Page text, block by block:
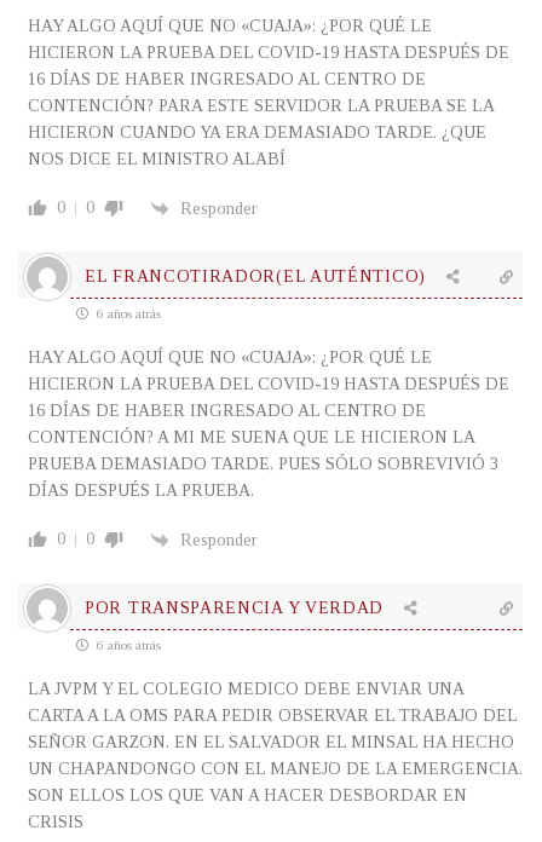
HAY ALGO AQUÍ QUE NO «CUAJA»: ¿POR QUÉ LE
HICIERON LA PRUEBA DEL COVID-19 HASTA DESPUÉS DE
16 DÍAS DE HABER INGRESADO AL CENTRO DE
CONTENCIÓN? PARA ESTE SERVIDOR LA PRUEBA SE LA
HICIERON CUANDO YA ERA DEMASIADO TARDE. ¿QUE
NOS DICE EL MINISTRO ALABÍ
0 0 Responder
EL FRANCOTIRADOR(EL AUTÉNTICO)
6 años atrás
HAY ALGO AQUÍ QUE NO «CUAJA»: ¿POR QUÉ LE
HICIERON LA PRUEBA DEL COVID-19 HASTA DESPUÉS DE
16 DÍAS DE HABER INGRESADO AL CENTRO DE
CONTENCIÓN? A MI ME SUENA QUE LE HICIERON LA
PRUEBA DEMASIADO TARDE, PUES SÓLO SOBREVIVIÓ 3
DÍAS DESPUÉS LA PRUEBA.
0 0 Responder
POR TRANSPARENCIA Y VERDAD
6 años atrás
LA JVPM Y EL COLEGIO MEDICO DEBE ENVIAR UNA
CARTA A LA OMS PARA PEDIR OBSERVAR EL TRABAJO DEL
SEÑOR GARZON. EN EL SALVADOR EL MINSAL HA HECHO
UN CHAPANDONGO CON EL MANEJO DE LA EMERGENCIA.
SON ELLOS LOS QUE VAN A HACER DESBORDAR EN
CRISIS